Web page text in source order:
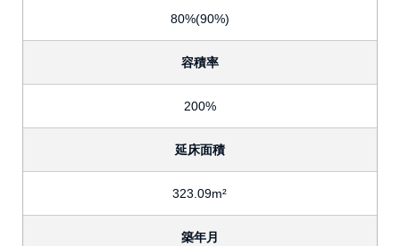
80%(90%)
容積率
200%
延床面積
323.09m²
築年月